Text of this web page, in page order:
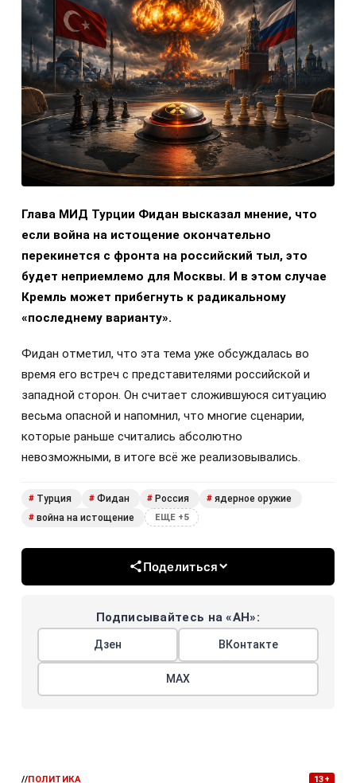
Глава МИД Турции Фидан высказал мнение, что
если война на истощение окончательно
перекинется с фронта на российский тыл, это
будет неприемлемо для Москвы. И в этом случае
Кремль может прибегнуть к радикальному
«последнему варианту».
Фидан отметил, что эта тема уже обсуждалась во
время его встреч с представителями российской и
западной сторон. Он считает сложившуюся ситуацию
весьма опасной и напомнил, что многие сценарии,
которые раньше считались абсолютно
невозможными, в итоге всё же реализовывались.
# Турция # Фидан # Россия # ядерное оружие
# война на истощение ЕЩЕ +5
Поделиться
Подписывайтесь на «АН»:
Дзен ВКонтакте
МАХ
//ПОЛИТИКА 13+